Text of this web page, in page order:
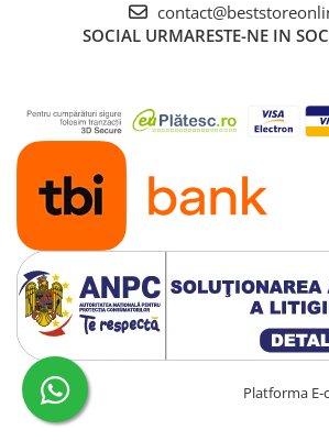
SOCIAL URMARESTE-NE IN
Creat cu ❤ și cu 🧠 de TrifanDan.ro Platforma